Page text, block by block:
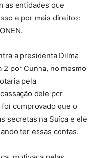
as entidades que
e por mais direitos:
a presidenta Dilma
por Cunha, no mesmo
pela
dele por
comprovado que o
secretas na Suíça e ele
ter essas contas.